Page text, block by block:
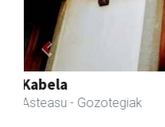
Skinter ontziratzeak
Asteasu - Ontziratzeak
Previous